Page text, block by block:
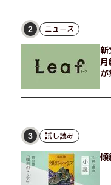
げたり、部屋でふたりだ
独身、幼なじみの変わ
2 ニュース
新
月
3 試し読み